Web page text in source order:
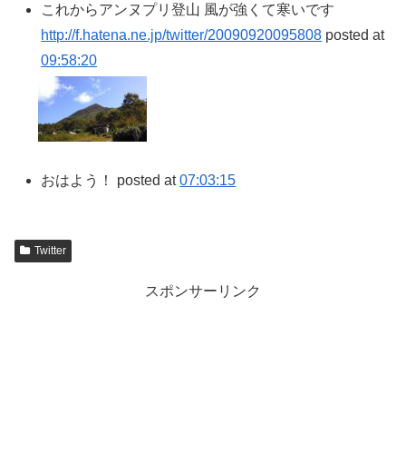
これからアンヌプリ登山 風が強くて寒いです
http://f.hatena.ne.jp/twitter/20090920095808 posted at
09:58:20
おはよう！ posted at07:03:15
Twitter
スポンサーリンク